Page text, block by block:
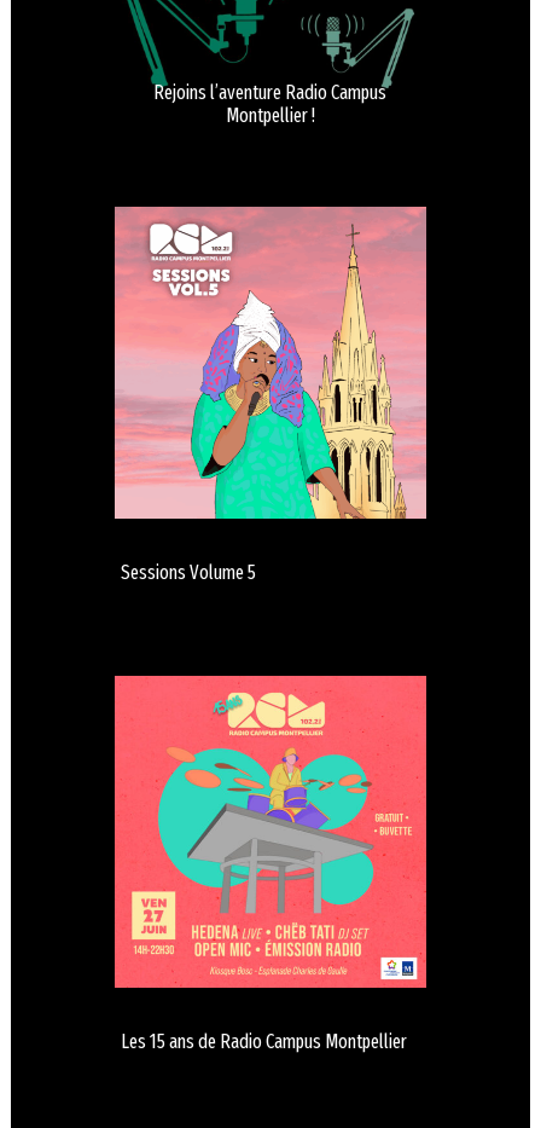
Rejoins l’aventure Radio Campus
Montpellier !
Sessions Volume 5
Les 15 ans de Radio Campus Montpellier